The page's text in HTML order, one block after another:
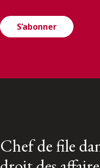
S’abonner
Chef de file